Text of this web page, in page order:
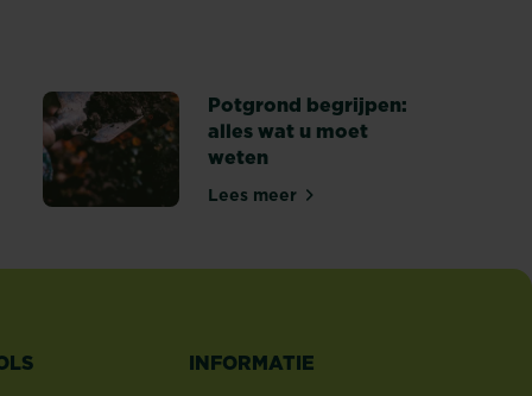
tuin aanleggen: creëer een rustige ruimte met
Potgrond begrijpen:
alles wat u moet
weten
Lees meerPotgrond begrijpen: alles wat
INFORMATIE